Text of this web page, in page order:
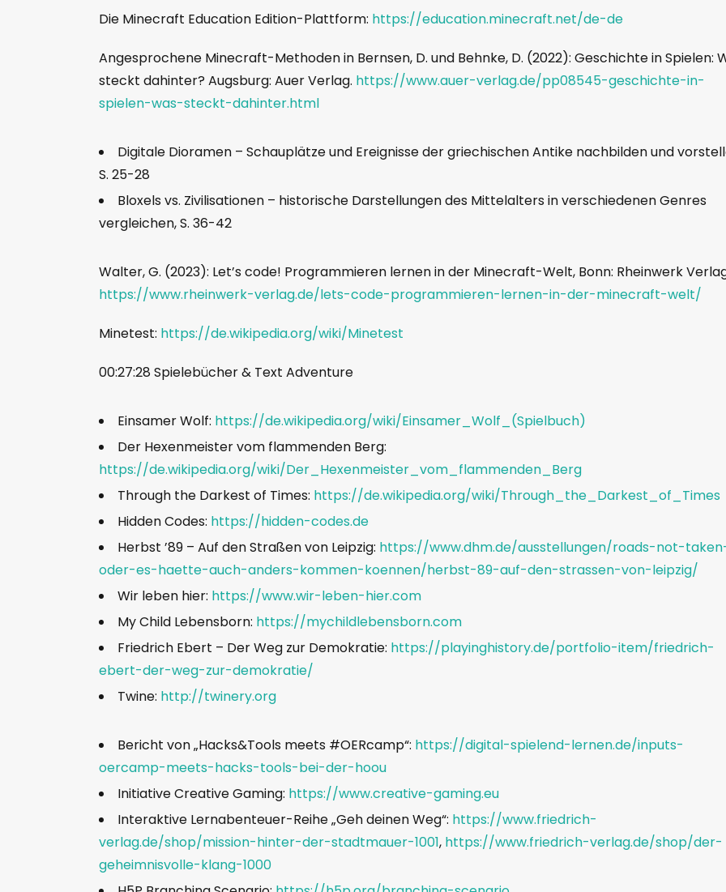
Die Minecraft Education Edition-Plattform: https://education.minecraft.net/de-de
Angesprochene Minecraft-Methoden in Bernsen, D. und Behnke, D. (2022): Geschichte in Spielen:
steckt dahinter? Augsburg: Auer Verlag. https://www.auer-verlag.de/pp08545-geschichte-in-
spielen-was-steckt-dahinter.html
Digitale Dioramen – Schauplätze und Ereignisse der griechischen Antike nachbilden und
S. 25-28
Bloxels vs. Zivilisationen – historische Darstellungen des Mittelalters in verschiedenen Genres
vergleichen, S. 36-42
Walter, G. (2023): Let’s code! Programmieren lernen in der Minecraft-Welt, Bonn: Rheinwerk
https://www.rheinwerk-verlag.de/lets-code-programmieren-lernen-in-der-minecraft-welt/
Minetest: https://de.wikipedia.org/wiki/Minetest
00:27:28 Spielebücher & Text Adventure
Einsamer Wolf: https://de.wikipedia.org/wiki/Einsamer_Wolf_(Spielbuch)
Der Hexenmeister vom flammenden Berg:
https://de.wikipedia.org/wiki/Der_Hexenmeister_vom_flammenden_Berg
Through the Darkest of Times: https://de.wikipedia.org/wiki/Through_the_Darkest_of_Times
Hidden Codes: https://hidden-codes.de
Herbst ’89 – Auf den Straßen von Leipzig: https://www.dhm.de/ausstellungen/roads-not-
oder-es-haette-auch-anders-kommen-koennen/herbst-89-auf-den-strassen-von-leipzig/
Wir leben hier: https://www.wir-leben-hier.com
My Child Lebensborn: https://mychildlebensborn.com
Friedrich Ebert – Der Weg zur Demokratie: https://playinghistory.de/portfolio-item/friedrich-
ebert-der-weg-zur-demokratie/
Twine: http://twinery.org
Bericht von „Hacks&Tools meets #OERcamp“: https://digital-spielend-lernen.de/inputs-
oercamp-meets-hacks-tools-bei-der-hoou
Initiative Creative Gaming: https://www.creative-gaming.eu
Interaktive Lernabenteuer-Reihe „Geh deinen Weg“: https://www.friedrich-
verlag.de/shop/mission-hinter-der-stadtmauer-1001, https://www.friedrich-verlag.de/shop/der-
geheimnisvolle-klang-1000